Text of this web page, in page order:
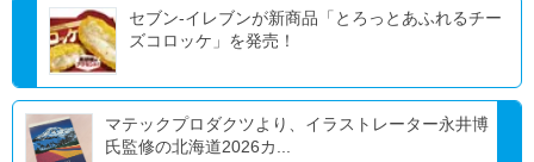
セブン-イレブンが新商品「とろっとあふれるチー
ズコロッケ」を発売！
マテックプロダクツより、イラストレーター永井博
氏監修の北海道2026カ...